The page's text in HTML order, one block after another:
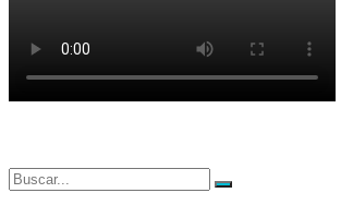
Buscar
Buscar